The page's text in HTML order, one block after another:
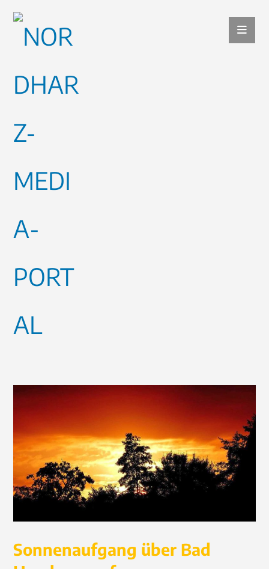
Sonnenaufgang über Bad